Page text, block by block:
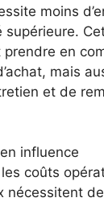
moins
supérieure.
en
mais
et de
influence
coûts
nécessitent